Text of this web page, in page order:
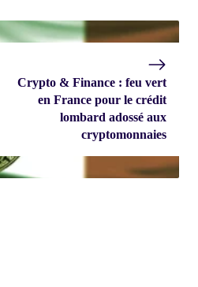
Crypto & Finance : feu vert
en France pour le crédit
lombard adossé aux
cryptomonnaies